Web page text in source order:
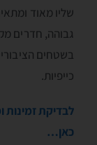
שליו מאוד
גבוהה, חדרים
בשטחים
כייפיות.
כאן…